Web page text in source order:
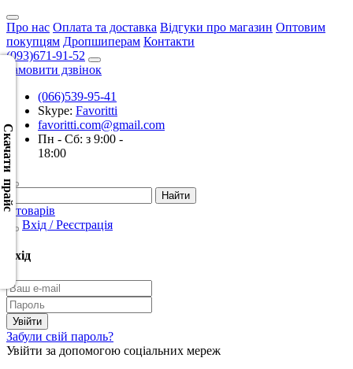
Про нас Оплата та доставка Відгуки про магазин Оптовим
покупцям Дропшиперам Контакти
(093)671-91-52
Замовити дзвінок
(066)539-95-41
Skype: Favoritti
favoritti.com@gmail.com
Пн - Сб: з 9:00 -
18:00
0 товарів
Вхід / Реєстрація
Вхід
Забули свій пароль?
Увійти за допомогою соціальних мереж
Скачати прайс
Скачать
XML
(Розн.)
Скачать
XML
(Опт)
CSV
Скачать
CSV
(Опт)